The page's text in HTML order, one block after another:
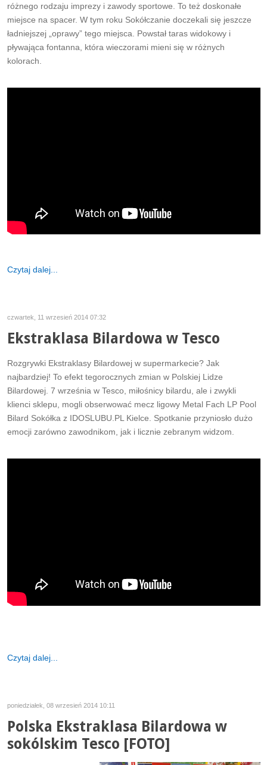
różnego rodzaju imprezy i zawody sportowe. To też doskonałe
miejsce na spacer. W tym roku Sokółczanie doczekali się jeszcze
ładniejszej „oprawy” tego miejsca. Powstał taras widokowy i
pływająca fontanna, która wieczorami mieni się w różnych
kolorach.
Czytaj dalej...
czwartek, 11 wrzesień 2014 07:32
Ekstraklasa Bilardowa w Tesco
Rozgrywki Ekstraklasy Bilardowej w supermarkecie? Jak
najbardziej! To efekt tegorocznych zmian w Polskiej Lidze
Bilardowej. 7 września w Tesco, miłośnicy bilardu, ale i zwykli
klienci sklepu, mogli obserwować mecz ligowy Metal Fach LP Pool
Bilard Sokółka z IDOSLUBU.PL Kielce. Spotkanie przyniosło dużo
emocji zarówno zawodnikom, jak i licznie zebranym widzom.
Czytaj dalej...
poniedziałek, 08 wrzesień 2014 10:11
Polska Ekstraklasa Bilardowa w
sokólskim Tesco [FOTO]